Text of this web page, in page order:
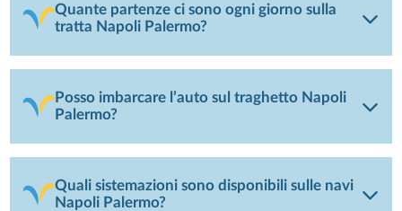
Quante partenze ci sono ogni giorno sulla
tratta Napoli Palermo?
Posso imbarcare l’auto sul traghetto Napoli
Palermo?
Quali sistemazioni sono disponibili sulle navi
Napoli Palermo?